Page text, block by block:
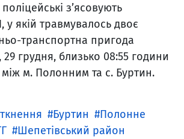
з’ясовують
у якій травмувалось двоє
транспортна пригода
29 грудня, близько 08:55 години
між м. Полонним та с. Буртин.
Буртин
Полонне
Шепетівський район